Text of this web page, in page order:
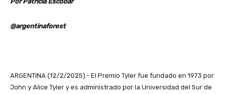
@argentinaforest
ARGENTINA (12/2/2025).- El Premio Tyler fue fundado en 1973 por
John y Alice Tyler y es administrado por la Universidad del Sur de